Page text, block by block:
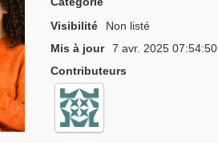
Visibilité
Non listé
Mis à jour
7 avr. 2025 07:54:50
Contributeurs